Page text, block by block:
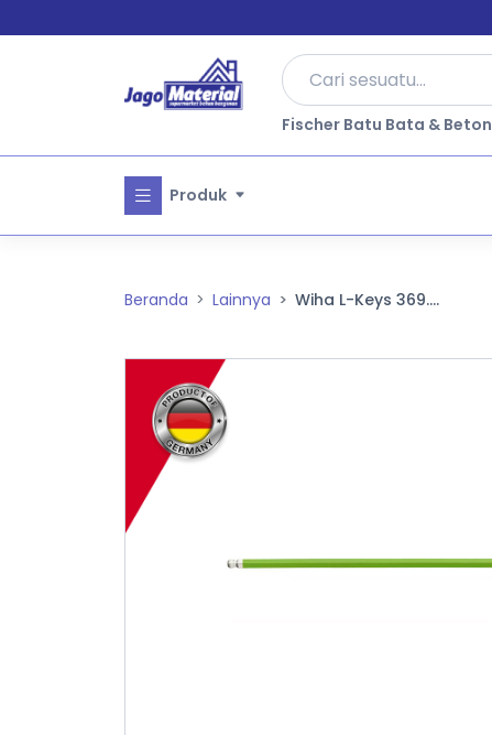
Fischer Batu Bata & Beton
Produk
Beranda Lainnya Wiha L-Keys 369....